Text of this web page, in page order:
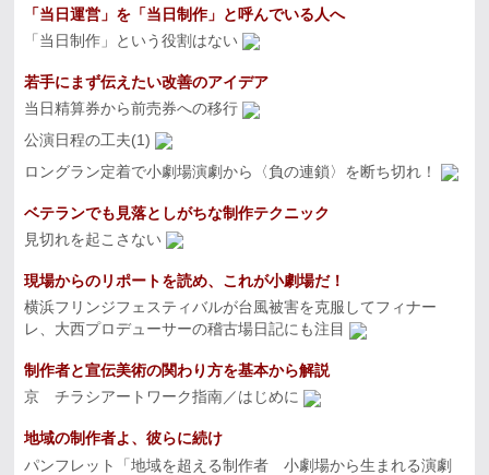
「当日運営」を「当日制作」と呼んでいる人へ
「当日制作」という役割はない
若手にまず伝えたい改善のアイデア
当日精算券から前売券への移行
公演日程の工夫(1)
ロングラン定着で小劇場演劇から〈負の連鎖〉を断ち切れ！
ベテランでも見落としがちな制作テクニック
見切れを起こさない
現場からのリポートを読め、これが小劇場だ！
横浜フリンジフェスティバルが台風被害を克服してフィナー
レ、大西プロデューサーの稽古場日記にも注目
制作者と宣伝美術の関わり方を基本から解説
京 チラシアートワーク指南／はじめに
地域の制作者よ、彼らに続け
パンフレット「地域を超える制作者 小劇場から生まれる演劇